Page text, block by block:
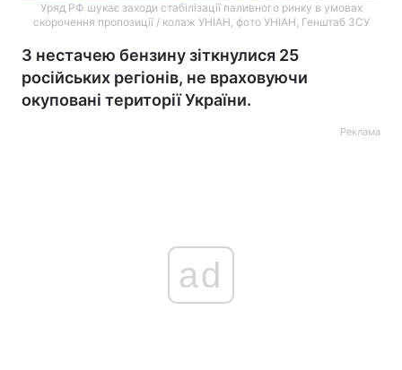
Уряд РФ шукає заходи стабілізації паливного ринку в умовах
скорочення пропозиції / колаж УНІАН, фото УНІАН, Генштаб ЗСУ
З нестачею бензину зіткнулися 25
російських регіонів, не враховуючи
окуповані території України.
Реклама
ad